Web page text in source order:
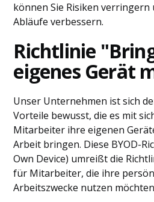
können Sie Risiken verringern
Abläufe verbessern.
Richtlinie
eigenes Gerät
Unser Unternehmen ist sich
Vorteile bewusst, die es mit
Mitarbeiter ihre eigenen
Arbeit bringen. Diese BYOD-
Own Device) umreißt die
für Mitarbeiter, die ihre
Arbeitszwecke nutzen